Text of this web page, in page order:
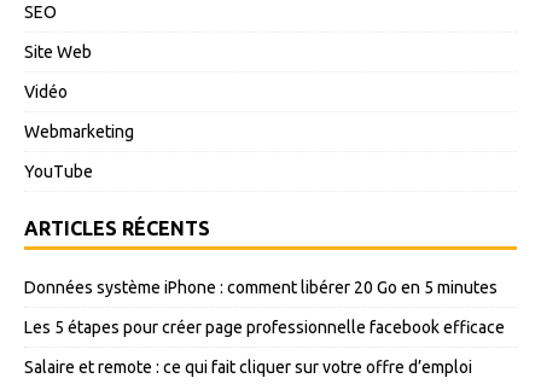
SEO
Site Web
Vidéo
Webmarketing
YouTube
ARTICLES RÉCENTS
Données système iPhone : comment libérer 20 Go en 5 minutes
Les 5 étapes pour créer page professionnelle facebook efficace
Salaire et remote : ce qui fait cliquer sur votre offre d’emploi